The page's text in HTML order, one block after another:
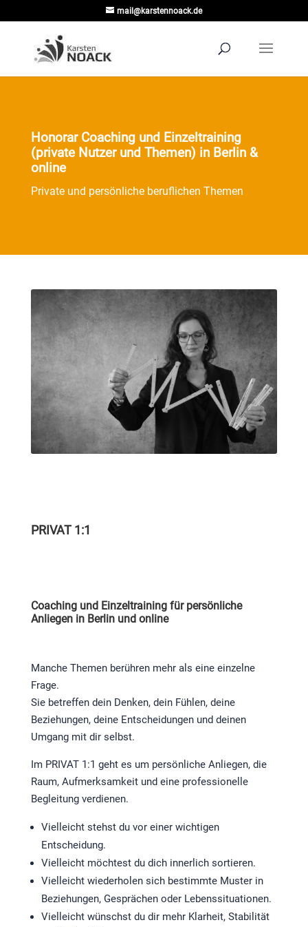
mail@karstennoack.de
Honorar Coaching und Einzeltraining
(private Nutzer und Themen) in Berlin &
online
Private und persönliche beruflichen Themen
PRIVAT 1:1
Coaching und Einzeltraining für persönliche
Anliegen in Berlin und online
Manche Themen berühren mehr als eine einzelne
Frage.
Sie betreffen dein Denken, dein Fühlen, deine
Beziehungen, deine Entscheidungen und deinen
Umgang mit dir selbst.
Im PRIVAT 1:1 geht es um persönliche Anliegen, die
Raum, Aufmerksamkeit und eine professionelle
Begleitung verdienen.
Vielleicht stehst du vor einer wichtigen
Entscheidung.
Vielleicht möchtest du dich innerlich sortieren.
Vielleicht wiederholen sich bestimmte Muster in
Beziehungen, Gesprächen oder Lebenssituationen.
Vielleicht wünschst du dir mehr Klarheit, Stabilität